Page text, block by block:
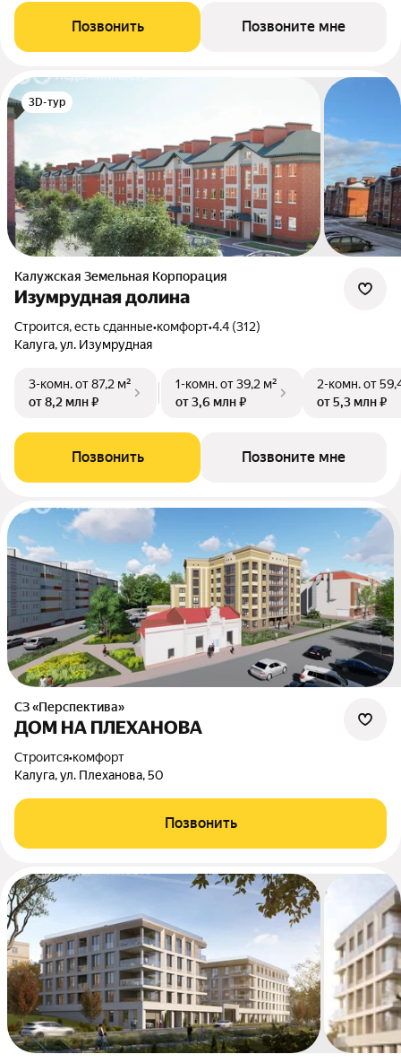
Позвонить Позвоните мне
3D-тур
Калужская Земельная Корпорация
Изумрудная долина
Строится, есть сданные•комфорт•4.4 (312)
Калуга, ул. Изумрудная
3-комн.от 87,2 м²
от 8,2 млн ₽
1-комн.от 39,2 м²
от 3,6 млн ₽
2-комн.от
от 5,3 млн ₽
Позвонить Позвоните мне
СЗ «Перспектива»
ДОМ НА ПЛЕХАНОВА
Строится•комфорт
Калуга, ул. Плеханова, 50
Позвонить